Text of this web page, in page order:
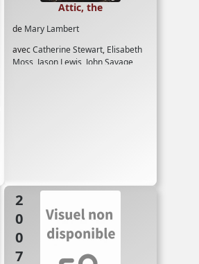
de Mary Lambert
avecCatherine Stewart, Elisabeth
Moss Jason Lewis John Savage
Attic, the
2007